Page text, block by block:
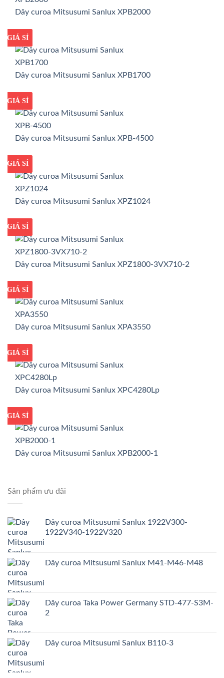
Dây curoa Mitsusumi Sanlux XPB2000
GIÁ TỐT
GIÁ SỈ
Dây curoa Mitsusumi Sanlux XPB1700
GIÁ TỐT
GIÁ SỈ
Dây curoa Mitsusumi Sanlux XPB-4500
GIÁ TỐT
GIÁ SỈ
Dây curoa Mitsusumi Sanlux XPZ1024
GIÁ TỐT
GIÁ SỈ
Dây curoa Mitsusumi Sanlux XPZ1800-3VX710-2
GIÁ TỐT
GIÁ SỈ
Dây curoa Mitsusumi Sanlux XPA3550
GIÁ TỐT
GIÁ SỈ
Dây curoa Mitsusumi Sanlux XPC4280Lp
GIÁ TỐT
GIÁ SỈ
Dây curoa Mitsusumi Sanlux XPB2000-1
Sản phẩm ưu đãi
Dây curoa Mitsusumi Sanlux 1922V300-
1922V340-1922V320
Dây curoa Mitsusumi Sanlux M41-M46-M48
Dây curoa Taka Power Germany STD-477-S3M-
2
Dây curoa Mitsusumi Sanlux B110-3